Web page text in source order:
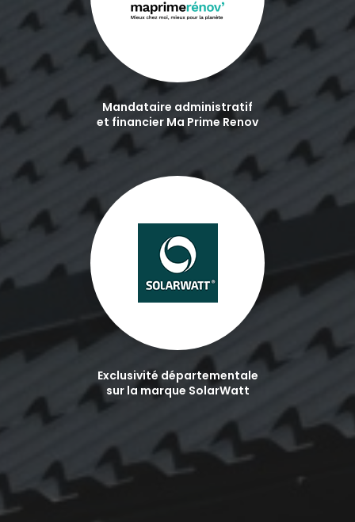
Mandataire administratif
et financier Ma Prime Renov
Exclusivité départementale
sur la marque SolarWatt